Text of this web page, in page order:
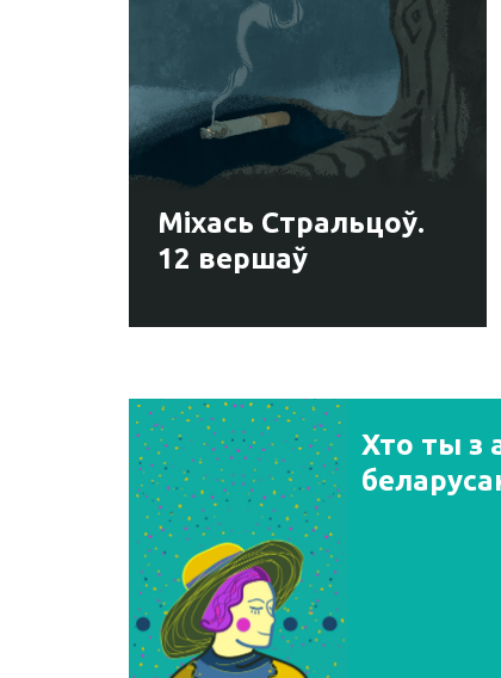
Міхась Стральцоў.
12 вершаў
Хто ты з